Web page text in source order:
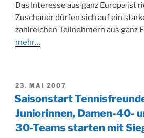
Das Interesse aus ganz Europa ist
Zuschauer dürfen sich auf ein
zahlreichen Teilnehmern aus ganz
mehr…
VERÖFFENTLICHT
AM
23. MAI 2007
Saisonstart
Juniorinnen, Damen-40-
30-Teams starten mit